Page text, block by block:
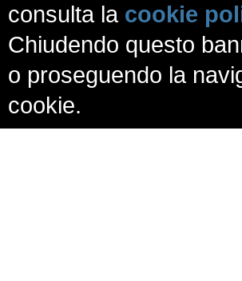
consulta la cookie
Chiudendo questo
o proseguendo la
cookie.